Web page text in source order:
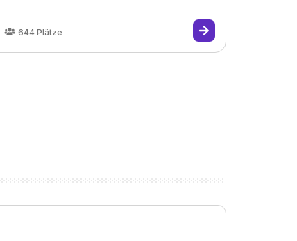
644 Plätze